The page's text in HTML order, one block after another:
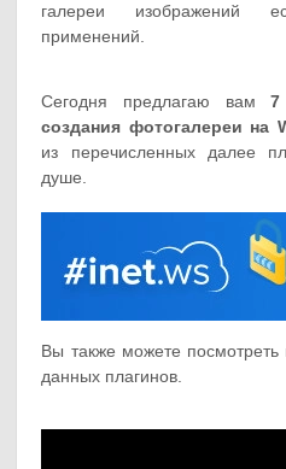
галереи изображений
применений.
Сегодня предлагаю вам7
создания фотогалереи на
из перечисленных далее
душе.
Вы также можете
данных плагинов.